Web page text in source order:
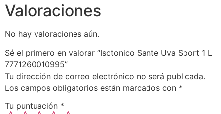
Valoraciones
No hay valoraciones aún.
Sé el primero en valorar “Isotonico Sante Uva Sport 1 L
7771260010995”
Tu dirección de correo electrónico no será publicada.
Los campos obligatorios están marcados con *
Tu puntuación *